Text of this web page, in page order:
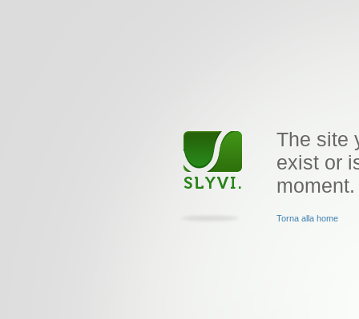
The site
exist or
moment.
Torna alla home